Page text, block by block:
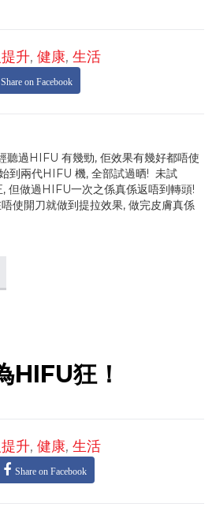
升, 健康, 生活
Share on Facebook
聽過HIFU 有幾勁, 佢效果有幾好都唔使
到兩代HIFU 機, 全部試過晒! 未試
但做過HIFU一次之係真係返唔到轉頭!
使開刀就做到提拉效果, 做完皮膚真係
HIFU狂！
升, 健康, 生活
Share on Facebook